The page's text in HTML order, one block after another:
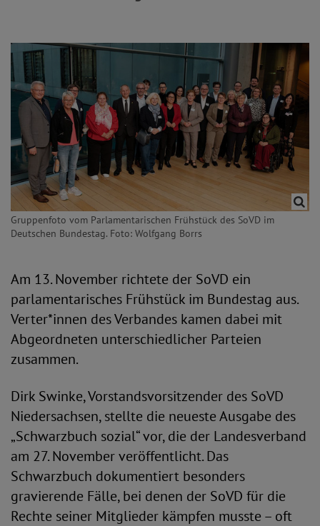
Gruppenfoto vom Parlamentarischen Frühstück des SoVD im
Deutschen Bundestag. Foto: Wolfgang Borrs
Am 13. November richtete der SoVD ein
parlamentarisches Frühstück im Bundestag aus.
Verter*innen des Verbandes kamen dabei mit
Abgeordneten unterschiedlicher Parteien
zusammen.
Dirk Swinke, Vorstandsvorsitzender des SoVD
Niedersachsen, stellte die neueste Ausgabe des
„Schwarzbuch sozial“ vor, die der Landesverband
am 27. November veröffentlicht. Das
Schwarzbuch dokumentiert besonders
gravierende Fälle, bei denen der SoVD für die
Rechte seiner Mitglieder kämpfen musste – oft